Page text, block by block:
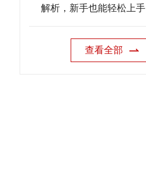
解析，新手也能轻松上手
查看全部